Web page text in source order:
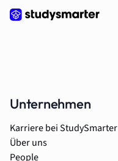
Unternehmen
Karriere bei StudySmarter
Über uns
People